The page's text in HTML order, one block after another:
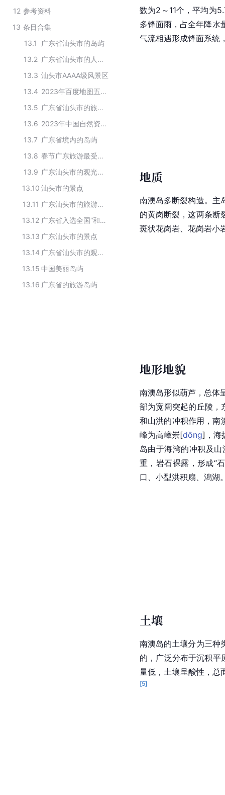
12 参考资料
13 条目合集
13.1
广东省汕头市的岛屿
13.2
广东省汕头市的人文旅游景点
13.3 汕头市AAAA级风景区
13.4
2023年百度地图五一假期景区排队榜top30
13.5
广东省汕头市的旅游景点
13.6
2023年中国自然资源部公布的“和美海岛”名单
13.7 广东省境内的岛屿
13.8
春节广东旅游最受欢迎十大海岛
13.9
广东汕头市的观光景点
13.10 汕头市的景点
13.11
广东汕头市的旅游景点
13.12
广东省入选全国“和美海岛”的海岛
13.13 广东汕头市的景点
13.14
广东省汕头市的观光景点
13.15 中国美丽岛屿
13.16 广东省的旅游岛屿
数为2～11个，平均为
多锋面雨，占全年降水
气流相遇形成锋面系统
地质
南澳岛多断裂构造。
的黄岗断裂，这两条断
斑状花岗岩、花岗岩小
地形地貌
南澳岛形似葫芦，总体
部为宽阔突起的丘陵，
和山洪的冲积作用，南
峰为高嶂岽[dōng] ，
岛由于海湾的冲积及
重，岩石裸露，形成“
口、小型洪积扇、潟湖
土壤
南澳岛的土壤分为三种
的，广泛分布于沉积平
量低，土壤呈酸性，总
[5]